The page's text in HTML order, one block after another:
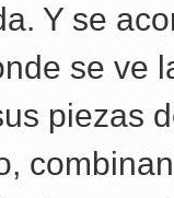
Y se
se ve
piezas